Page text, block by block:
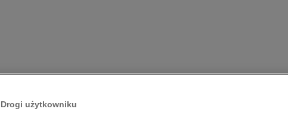
Drogi użytkowniku